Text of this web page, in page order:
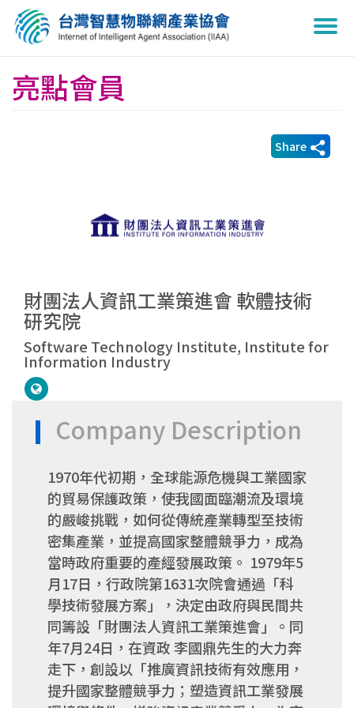
亮點會員
Share
財團法人資訊工業策進會 軟體技術
研究院
Software Technology Institute, Institute for
Information Industry
Company Description
1970年代初期，全球能源危機與工業國家
的貿易保護政策，使我國面臨潮流及環境
的嚴峻挑戰，如何從傳統產業轉型至技術
密集產業，並提高國家整體競爭力，成為
當時政府重要的產經發展政策。 1979年5
月17日，行政院第1631次院會通過「科
學技術發展方案」，決定由政府與民間共
同籌設「財團法人資訊工業策進會」。同
年7月24日，在資政 李國鼎先生的大力奔
走下，創設以「推廣資訊技術有效應用，
提升國家整體競爭力；塑造資訊工業發展